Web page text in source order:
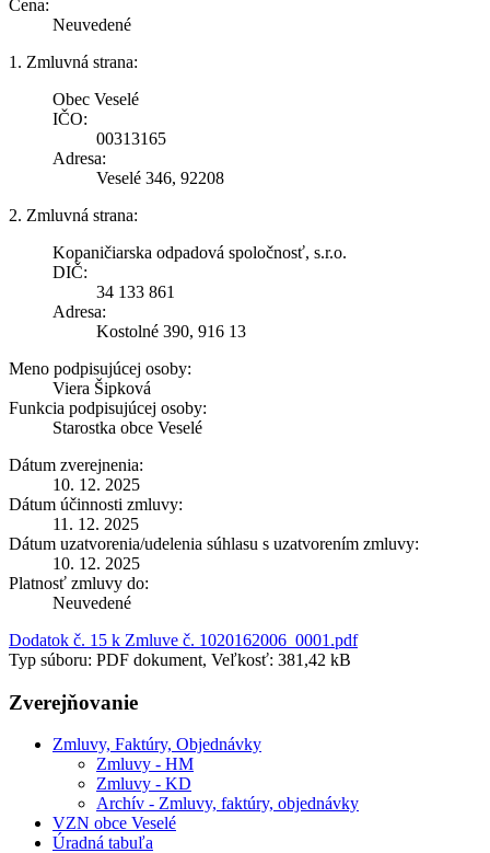
Cena:
Neuvedené
1. Zmluvná strana:
Obec Veselé
IČO:
00313165
Adresa:
Veselé 346, 92208
2. Zmluvná strana:
Kopaničiarska odpadová spoločnosť, s.r.o.
DIČ:
34 133 861
Adresa:
Kostolné 390, 916 13
Meno podpisujúcej osoby:
Viera Šipková
Funkcia podpisujúcej osoby:
Starostka obce Veselé
Dátum zverejnenia:
10. 12. 2025
Dátum účinnosti zmluvy:
11. 12. 2025
Dátum uzatvorenia/udelenia súhlasu s uzatvorením zmluvy:
10. 12. 2025
Platnosť zmluvy do:
Neuvedené
Dodatok č. 15 k Zmluve č. 1020162006_0001.pdf
Typ súboru: PDF dokument, Veľkosť: 381,42 kB
Zverejňovanie
Zmluvy, Faktúry, Objednávky
Zmluvy - HM
Zmluvy - KD
Archív - Zmluvy, faktúry, objednávky
VZN obce Veselé
Úradná tabuľa